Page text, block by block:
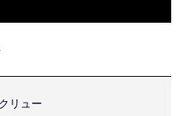
リュー